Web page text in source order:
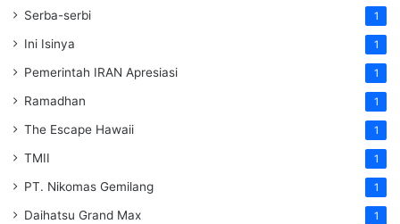
Serba-serbi 1
Ini Isinya 1
Pemerintah IRAN Apresiasi 1
Ramadhan 1
The Escape Hawaii 1
TMII 1
PT. Nikomas Gemilang 1
Daihatsu Grand Max 1